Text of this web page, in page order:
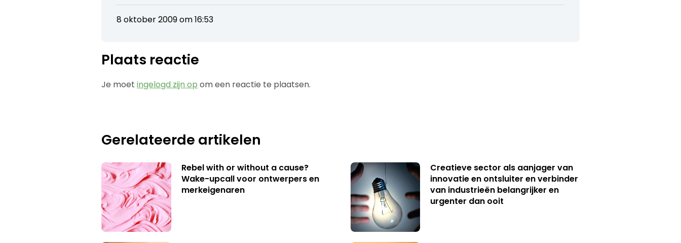
8 oktober 2009 om 16:53
Plaats reactie
Je moetingelogd zijn op om een reactie te plaatsen.
Gerelateerde artikelen
Rebel with or without a cause?
Wake-upcall voor ontwerpers en
merkeigenaren
Creatieve sector als aanjager van
innovatie en ontsluiter en verbinder
van industrieën belangrijker en
urgenter dan ooit